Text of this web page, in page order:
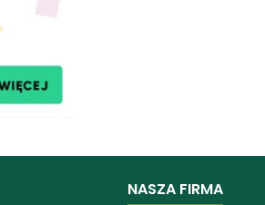
NASZA FIRMA